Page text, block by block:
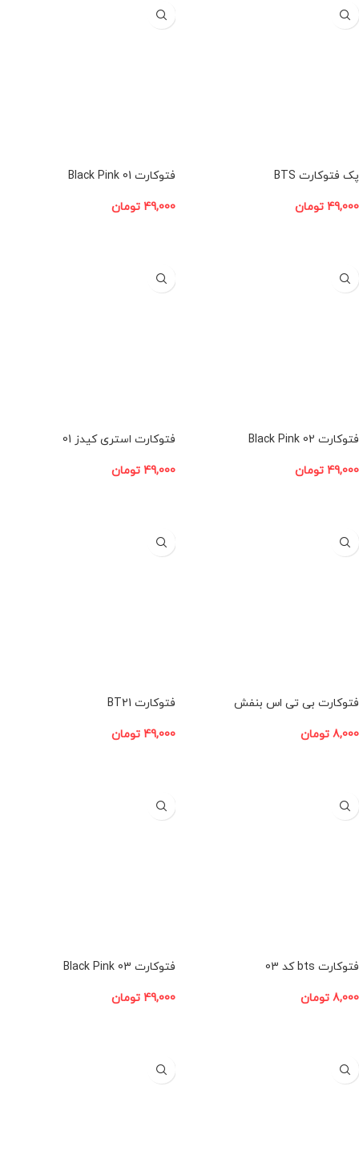
پک فتوکارت BTS
49,000 تومان
فتوکارت Black Pink 01
49,000 تومان
فتوکارت Black Pink 02
49,000 تومان
فتوکارت استری کیدز 01
49,000 تومان
فتوکارت بی تی اس بنفش
8,000 تومان
فتوکارت BT21
49,000 تومان
فتوکارت bts کد 03
8,000 تومان
فتوکارت Black Pink 03
49,000 تومان